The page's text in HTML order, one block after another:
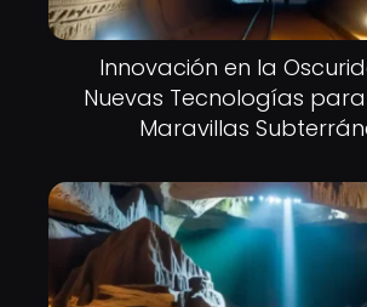
Innovación en la
Nuevas Tecnologías
Maravillas